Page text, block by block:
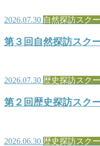
2026.07.30 自然探訪スク
第３回自然探訪スク
2026.07.30 歴史探訪スク
第２回歴史探訪スク
2026.06.30 歴史探訪スク